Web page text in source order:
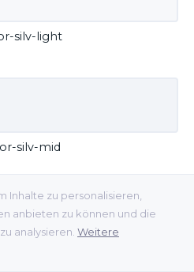
Inhalte zu personalisieren,
anbieten zu können und die
analysieren. Weitere
silv-light
silv-mid